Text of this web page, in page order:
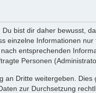
bist dir daher bewusst,
einzelne Informationen
entsprechenden
Personen
Dritte weitergeben.
zur Durchsetzung